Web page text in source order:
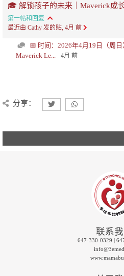
🎓 解锁孩子的未来｜Maverick成
第一帖和回复
最近由 Cathy 发的贴, 4月 前
📅 时间：2026年4月19日（周日
Maverick Le...
4月 前
分享：
联系
647-